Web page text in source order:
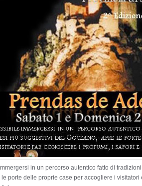
in un percorso autentico fatto di
porte delle proprie case per accogliere i visitatori